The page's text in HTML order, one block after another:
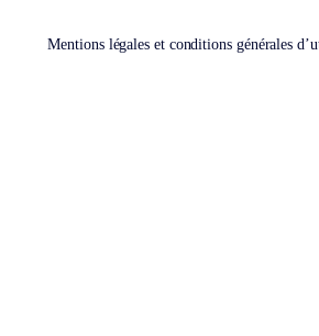
Mentions légales et conditions générales